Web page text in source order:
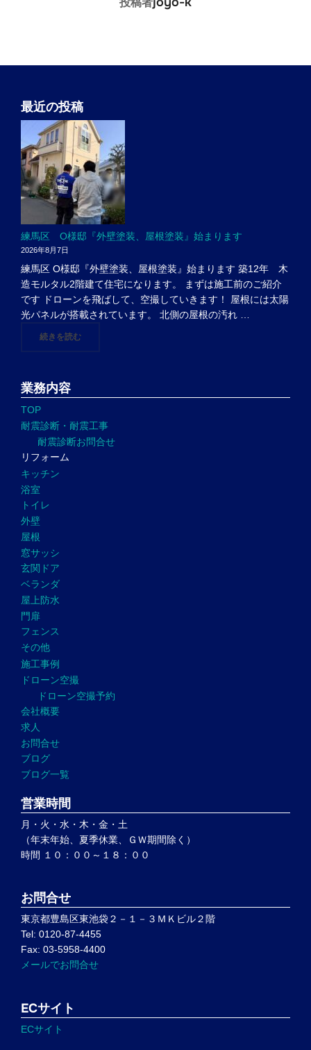
最近の投稿
練馬区 O様邸『外壁塗装、屋根塗装』始まります
2026年8月7日
練馬区 O様邸『外壁塗装、屋根塗装』始まります 築12年 木
造モルタル2階建て住宅になります。 まずは施工前のご紹介
です ドローンを飛ばして、空撮していきます！ 屋根には太陽
光パネルが搭載されています。 北側の屋根の汚れ …
続きを読む"練馬区 O様邸『外壁塗装、屋根塗装』始まります"
業務内容
TOP
耐震診断・耐震工事
耐震診断お問合せ
リフォーム
キッチン
浴室
トイレ
外壁
屋根
窓サッシ
玄関ドア
ベランダ
屋上防水
門扉
フェンス
その他
施工事例
ドローン空撮
ドローン空撮予約
会社概要
求人
お問合せ
ブログ
ブログ一覧
営業時間
月・火・水・木・金・土
（年末年始、夏季休業、ＧＷ期間除く）
時間 １０：００～１８：００
お問合せ
東京都豊島区東池袋２－１－３ＭＫビル２階
Tel: 0120-87-4455
Fax: 03-5958-4400
メールでお問合せ
ECサイト
ECサイト